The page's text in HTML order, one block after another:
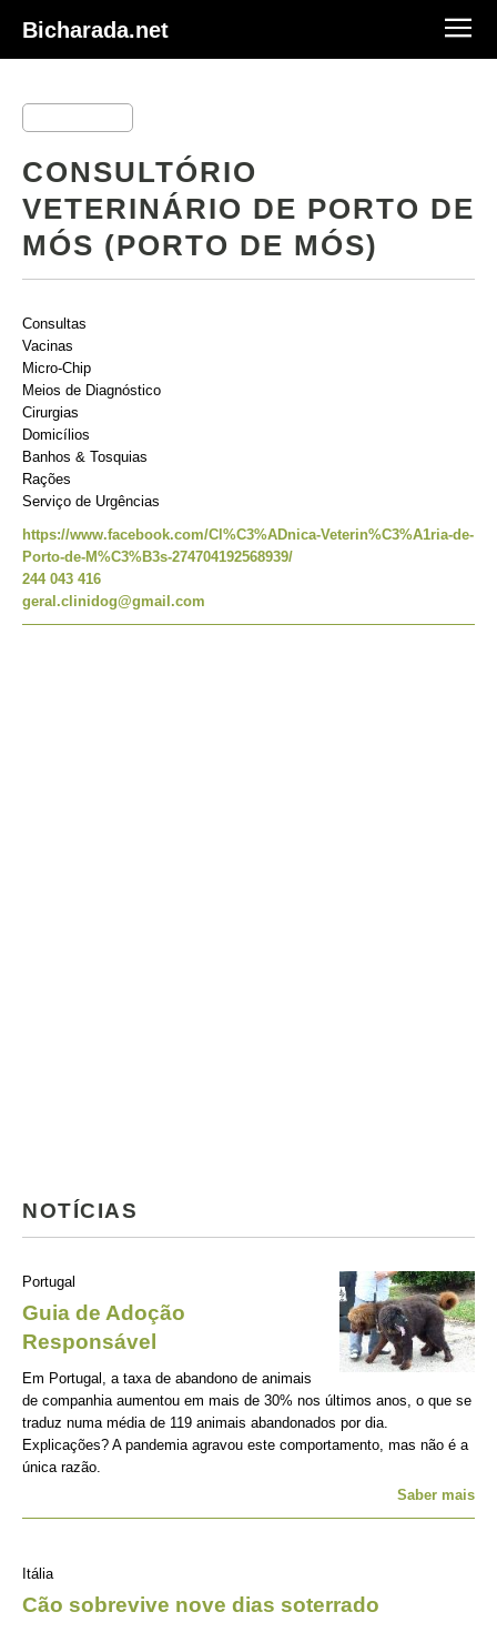
Bicharada.net
CONSULTÓRIO
VETERINÁRIO DE PORTO DE
MÓS (PORTO DE MÓS)
Consultas
Vacinas
Micro-Chip
Meios de Diagnóstico
Cirurgias
Domicílios
Banhos & Tosquias
Rações
Serviço de Urgências
https://www.facebook.com/Cl%C3%ADnica-Veterin%C3%A1ria-de-
Porto-de-M%C3%B3s-274704192568939/
244 043 416
geral.clinidog@gmail.com
NOTÍCIAS
Portugal
Guia de Adoção
Responsável
Em Portugal, a taxa de abandono de animais
de companhia aumentou em mais de 30% nos últimos anos, o que se
traduz numa média de 119 animais abandonados por dia.
Explicações? A pandemia agravou este comportamento, mas não é a
única razão.
Saber mais
Itália
Cão sobrevive nove dias soterrado